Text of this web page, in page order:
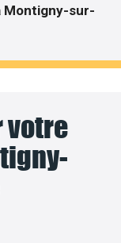
Montigny-sur-
votre